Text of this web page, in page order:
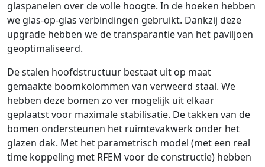
glaspanelen over de volle hoogte. In de hoeken hebben
we glas-op-glas verbindingen gebruikt. Dankzij deze
upgrade hebben we de transparantie van het paviljoen
geoptimaliseerd.
De stalen hoofdstructuur bestaat uit op maat
gemaakte boomkolommen van verweerd staal. We
hebben deze bomen zo ver mogelijk uit elkaar
geplaatst voor maximale stabilisatie. De takken van de
bomen ondersteunen het ruimtevakwerk onder het
glazen dak. Met het parametrisch model (met een real
time koppeling met RFEM voor de constructie) hebben